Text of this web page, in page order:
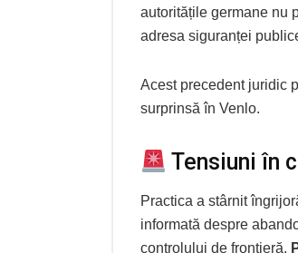
autoritățile germane nu
adresa siguranței
Acest precedent juridic
surprinsă în Venlo.
Tensiuni în
Practica a stârnit
informată despre
controlului de frontieră.